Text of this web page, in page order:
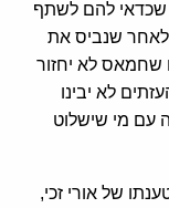
שכדאי להם לשתף
לאחר שנביס את
שחמאס לא יחזור
לא יבינו
עם מי שישלוט
של אורי זכי,